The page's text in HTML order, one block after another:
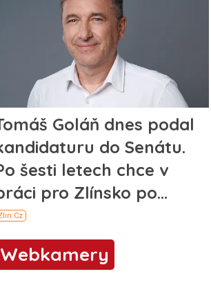
Webkamery